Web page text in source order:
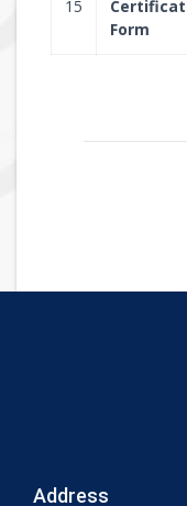
15
Form
Address